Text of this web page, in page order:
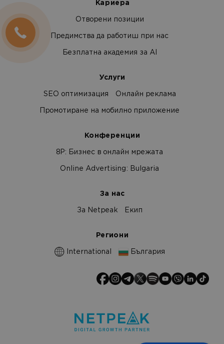
Кариера
Отворени позиции
Предимства да работиш при нас
Безплатна академия за AI
Услуги
SEO оптимизация Онлайн реклама
Промотиране на мобилно приложение
Конференции
8Р: Бизнес в онлайн мрежата
Online Advertising: Bulgaria
За нас
За Netpeak Екип
Региони
International България